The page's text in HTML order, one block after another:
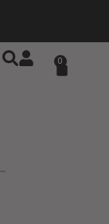
0